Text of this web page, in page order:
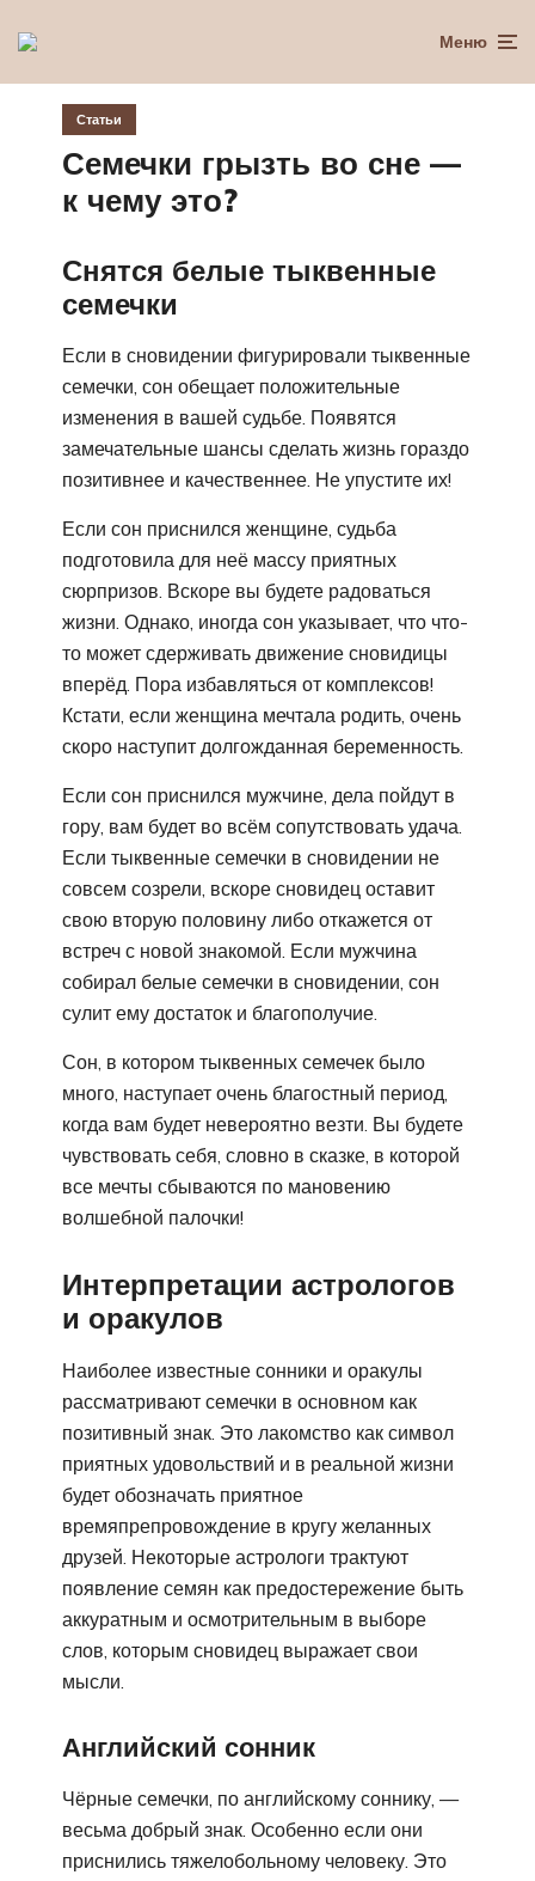
Меню
Статьи
Семечки грызть во сне —
к чему это?
Снятся белые тыквенные
семечки
Если в сновидении фигурировали тыквенные
семечки, сон обещает положительные
изменения в вашей судьбе. Появятся
замечательные шансы сделать жизнь гораздо
позитивнее и качественнее. Не упустите их!
Если сон приснился женщине, судьба
подготовила для неё массу приятных
сюрпризов. Вскоре вы будете радоваться
жизни. Однако, иногда сон указывает, что что-
то может сдерживать движение сновидицы
вперёд. Пора избавляться от комплексов!
Кстати, если женщина мечтала родить, очень
скоро наступит долгожданная беременность.
Если сон приснился мужчине, дела пойдут в
гору, вам будет во всём сопутствовать удача.
Если тыквенные семечки в сновидении не
совсем созрели, вскоре сновидец оставит
свою вторую половину либо откажется от
встреч с новой знакомой. Если мужчина
собирал белые семечки в сновидении, сон
сулит ему достаток и благополучие.
Сон, в котором тыквенных семечек было
много, наступает очень благостный период,
когда вам будет невероятно везти. Вы будете
чувствовать себя, словно в сказке, в которой
все мечты сбываются по мановению
волшебной палочки!
Интерпретации астрологов
и оракулов
Наиболее известные сонники и оракулы
рассматривают семечки в основном как
позитивный знак. Это лакомство как символ
приятных удовольствий и в реальной жизни
будет обозначать приятное
времяпрепровождение в кругу желанных
друзей. Некоторые астрологи трактуют
появление семян как предостережение быть
аккуратным и осмотрительным в выборе
слов, которым сновидец выражает свои
мысли.
Английский сонник
Чёрные семечки, по английскому соннику, —
весьма добрый знак. Особенно если они
приснились тяжелобольному человеку. Это